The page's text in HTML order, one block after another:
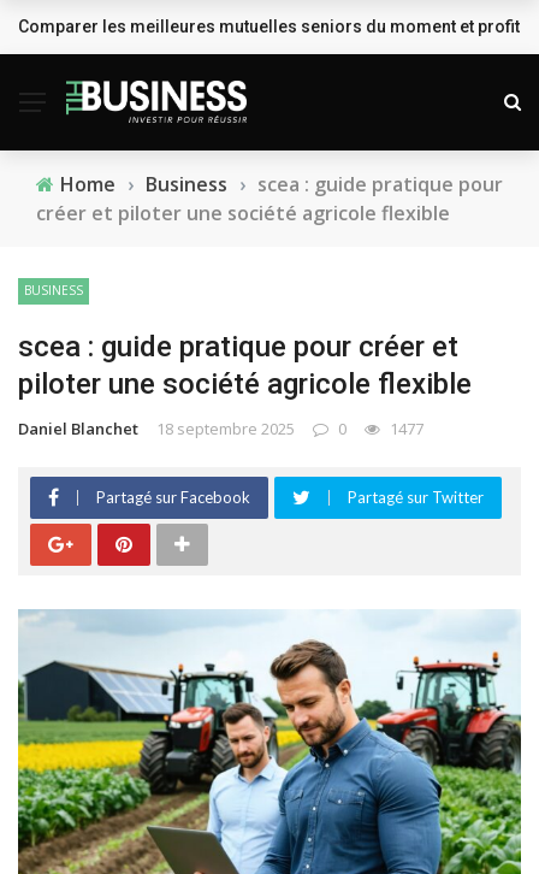
BREAKING NEWS
Comparer les meilleures mutuelles seniors du moment et
Home › Business › scea : guide pratique pour
créer et piloter une société agricole flexible
BUSINESS
scea : guide pratique pour créer et
piloter une société agricole flexible
Daniel Blanchet 18 septembre 2025 0 1477
Partagé sur Facebook Partagé sur Twitter